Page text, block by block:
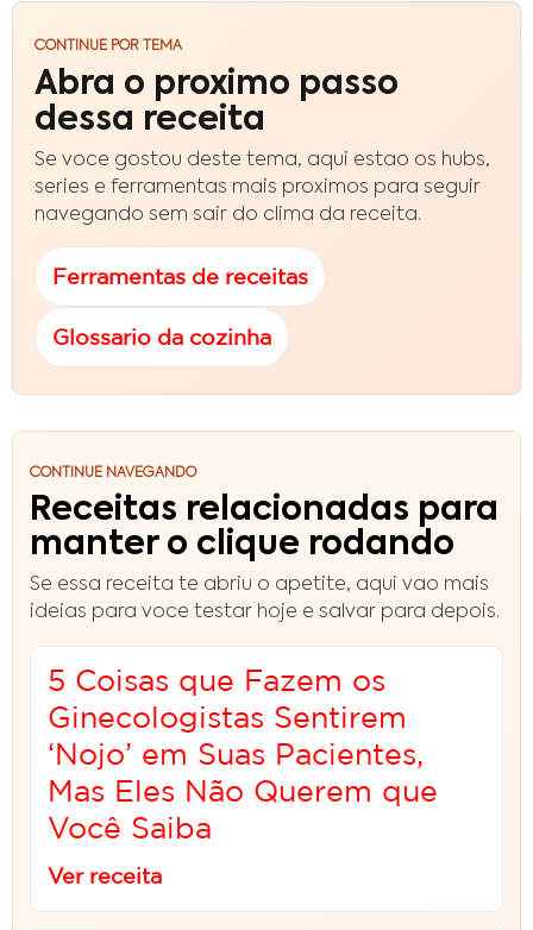
CONTINUE POR TEMA
Abra o proximo passo
dessa receita
Se voce gostou deste tema, aqui estao os hubs,
series e ferramentas mais proximos para seguir
navegando sem sair do clima da receita.
Ferramentas de receitas
Glossario da cozinha
CONTINUE NAVEGANDO
Receitas relacionadas para
manter o clique rodando
Se essa receita te abriu o apetite, aqui vao mais
ideias para voce testar hoje e salvar para depois.
5 Coisas que Fazem os
Ginecologistas Sentirem
‘Nojo’ em Suas Pacientes,
Mas Eles Não Querem que
Você Saiba
Ver receita